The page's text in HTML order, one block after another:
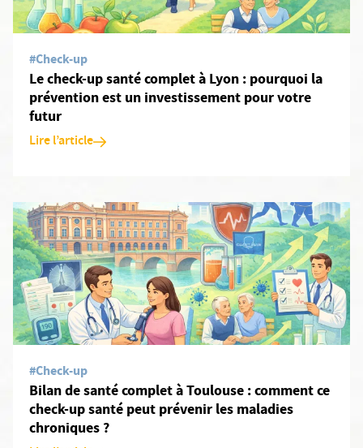
#Check-up
Le check-up santé complet à Lyon : pourquoi la
prévention est un investissement pour votre
futur
Lire l’article
En savoir plus: Bilan de santé complet à Toulouse : comment
#Check-up
Bilan de santé complet à Toulouse : comment ce
check-up santé peut prévenir les maladies
chroniques ?